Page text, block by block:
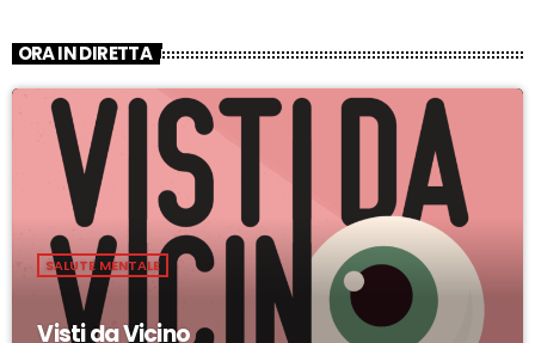
ORA IN DIRETTA
SALUTE MENTALE
Visti da Vicino